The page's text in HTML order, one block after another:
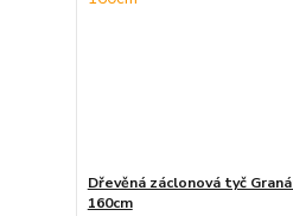
Dřevěná záclonová tyč
160cm